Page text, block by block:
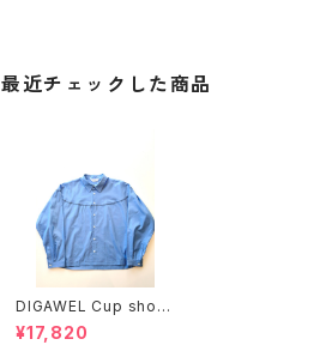
最近チェックした商品
DIGAWEL Cup shoul
der shirt
¥17,820